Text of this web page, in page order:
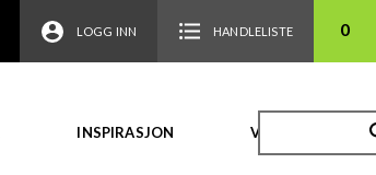
LOGG INN HANDLELISTE 0
INSPIRASJON VIDEO